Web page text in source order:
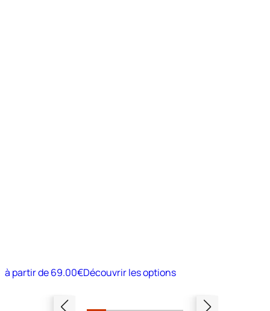
à partir de69.00€Découvrir les options